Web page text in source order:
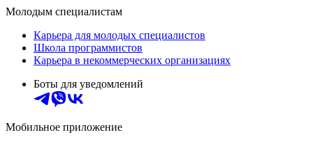
Молодым специалистам
Карьера для молодых специалистов
Школа программистов
Карьера в некоммерческих организациях
Боты для уведомлений
Мобильное приложение